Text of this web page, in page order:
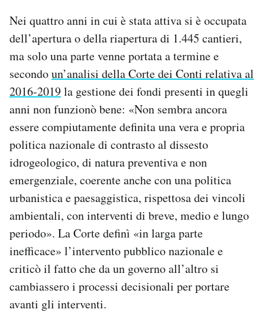
Nei quattro anni in cui è stata attiva si è occupata
dell’apertura o della riapertura di 1.445 cantieri,
ma solo una parte venne portata a termine e
secondoun’analisi della Corte dei Conti relativa al
2016-2019la gestione dei fondi presenti in quegli
anni non funzionò bene: «Non sembra ancora
essere compiutamente definita una vera e propria
politica nazionale di contrasto al dissesto
idrogeologico, di natura preventiva e non
emergenziale, coerente anche con una politica
urbanistica e paesaggistica, rispettosa dei vincoli
ambientali, con interventi di breve, medio e lungo
periodo». La Corte definì «in larga parte
inefficace» l’intervento pubblico nazionale e
criticò il fatto che da un governo all’altro si
cambiassero i processi decisionali per portare
avanti gli interventi.